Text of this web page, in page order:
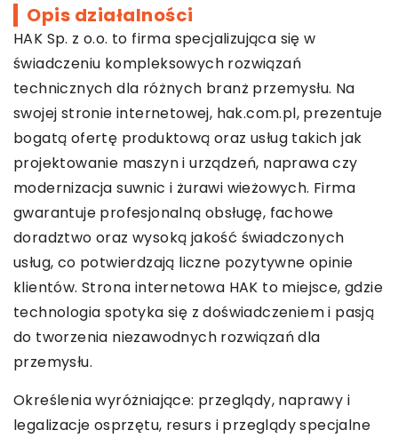
Opis działalności
HAK Sp. z o.o. to firma specjalizująca się w
świadczeniu kompleksowych rozwiązań
technicznych dla różnych branż przemysłu. Na
swojej stronie internetowej, hak.com.pl, prezentuje
bogatą ofertę produktową oraz usług takich jak
projektowanie maszyn i urządzeń, naprawa czy
modernizacja suwnic i żurawi wieżowych. Firma
gwarantuje profesjonalną obsługę, fachowe
doradztwo oraz wysoką jakość świadczonych
usług, co potwierdzają liczne pozytywne opinie
klientów. Strona internetowa HAK to miejsce, gdzie
technologia spotyka się z doświadczeniem i pasją
do tworzenia niezawodnych rozwiązań dla
przemysłu.
Określenia wyróżniające: przeglądy, naprawy i
legalizacje osprzętu, resurs i przeglądy specjalne